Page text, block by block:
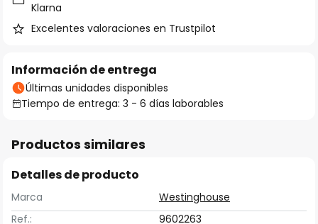
Klarna
Excelentes valoraciones en Trustpilot
Información de entrega
Últimas unidades disponibles
Tiempo de entrega: 3 - 6 días laborables
Productos similares
Detalles de producto
Marca
Westinghouse
Ref.:
9602263